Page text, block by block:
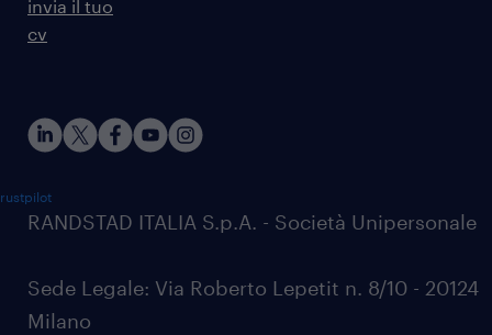
invia il tuo
cv
RANDSTAD ITALIA S.p.A. - Società Unipersonale
Sede Legale: Via Roberto Lepetit n. 8/10 - 20124
Milano